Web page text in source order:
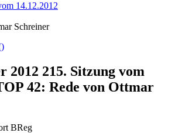
14.12.2012
Schreiner
2012 215. Sitzung vom
42: Rede von Ottmar
BReg